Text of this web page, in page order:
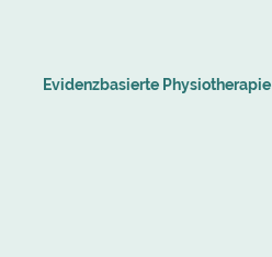
Evidenzbasierte Physiotherapie